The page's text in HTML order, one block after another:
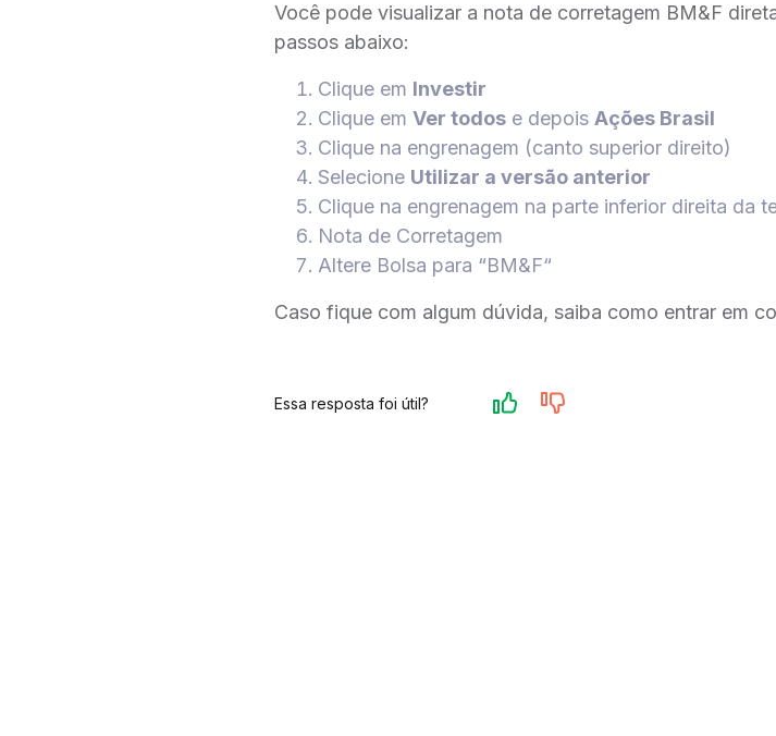
Você pode visualizar a nota de corretagem BM&F
passos abaixo:
Clique em Investir
Clique em Ver todos e depois Ações Brasil
Clique na engrenagem (canto superior direito)
Selecione Utilizar a versão anterior
Clique na engrenagem na parte inferior direita da
Nota de Corretagem
Altere Bolsa para “BM&F“
Caso fique com algum dúvida, saiba como entrar em
Essa resposta foi útil?